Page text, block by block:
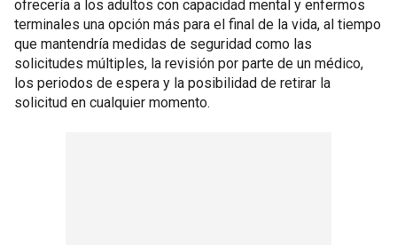
ofrecería a los adultos con capacidad mental y enfermos
terminales una opción más para el final de la vida, al tiempo
que mantendría medidas de seguridad como las
solicitudes múltiples, la revisión por parte de un médico,
los periodos de espera y la posibilidad de retirar la
solicitud en cualquier momento.